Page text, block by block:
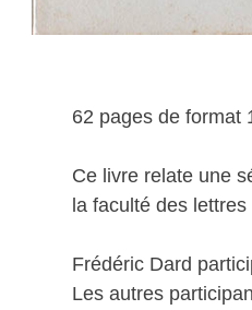
62 pages de format
Ce livre relate une
la faculté des
Frédéric Dard
Les autres